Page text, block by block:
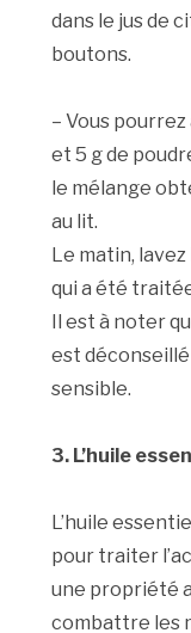
dans le jus de
boutons.
– Vous
et 5 g de
le mélange
au lit.
Le matin, lavez
qui a été
Il est à noter
est
sensible.
3. L’huile
L’huile
pour traiter
une propriété
combattre les